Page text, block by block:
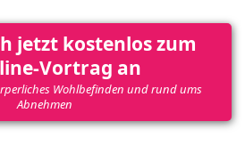
jetzt kostenlos zum
Vortrag an
Wohlbefinden und rund ums
Abnehmen